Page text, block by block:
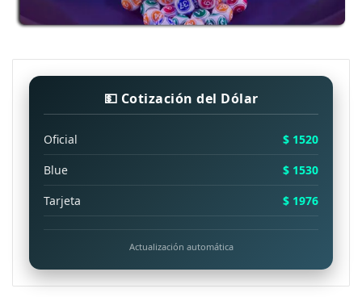
💵 Cotización del Dólar
Oficial
$ 1520
Blue
$ 1530
Tarjeta
$ 1976
Actualización automática